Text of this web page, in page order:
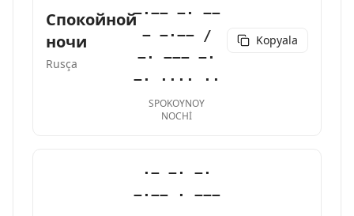
Спокойной
ночи
Rusça
−·−− −· −−
− −·−− /
−· −−− −·
−· ···· ··
SPOKOYNOY
NOCHI
Kopyala
·− −· −·
−·−− · −−−